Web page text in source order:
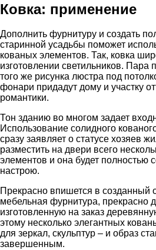
Ковка: применение
Дополнить фурнитуру и создать
старинной усадьбы поможет
кованых элементов. Так, ковка
изготовлении светильников. Пара
того же рисунка люстра под
фонари придадут дому и участку
романтики.
Тон зданию во многом задает
Использование солидного
сразу заявляет о статусе хозяев
разместить на двери всего
элементов и она будет полностью
настрою.
Прекрасно впишется в созданный
мебельная фурнитура, прекрасно
изготовленную на заказ
этому несколько элегантных
для зеркал, скульптур – и образ
завершенным.